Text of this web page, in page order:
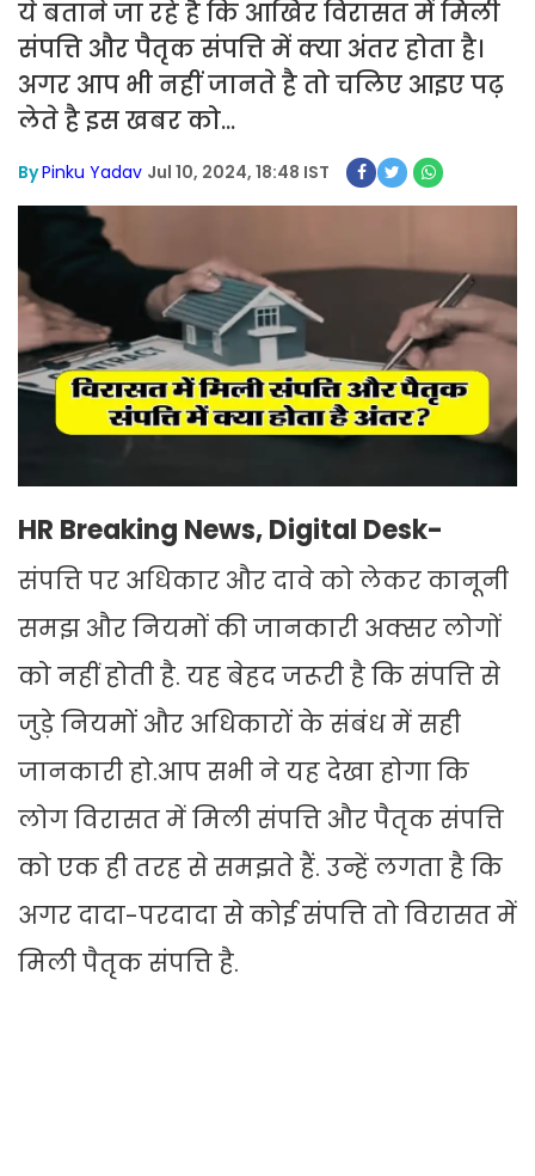
ये बताने जा रहे है कि आखिर विरासत में मिली
संपत्ति और पैतृक संपत्ति में क्या अंतर होता है।
अगर आप भी नहीं जानते है तो चलिए आइए पढ़
लेते है इस खबर को...
ByPinku Yadav Jul 10, 2024, 18:48 IST
HR Breaking News, Digital Desk-
संपत्ति पर अधिकार और दावे को लेकर कानूनी
समझ और नियमों की जानकारी अक्सर लोगों
को नहीं होती है. यह बेहद जरूरी है कि संपत्ति से
जुड़े नियमों और अधिकारों के संबंध में सही
जानकारी हो.आप सभी ने यह देखा होगा कि
लोग विरासत में मिली संपत्ति और पैतृक संपत्ति
को एक ही तरह से समझते हैं. उन्हें लगता है कि
अगर दादा-परदादा से कोई संपत्ति तो विरासत में
मिली पैतृक संपत्ति है.